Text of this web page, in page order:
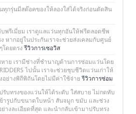
ทุกรุ่นมีสต๊อคของให้ลองใส่ได้จริงก่อนตัดสิน
พรีเมี่ยม เราดูแลแว่นทุกอันให้ฟรีตลอดชีพ
หากอยู่ในประกันเราจะช่วยส่งเคลมกับศูนย์
โดยตรงรีวิวการเซอวิส
หาย เรามีช่างที่ชำนาญด้านการซ่อมแว่นโดย
ไปนั้น เราจะช่วยชุบชีวิตแว่นเก่าให้
อย่างพิถีพิถันโดยไม่มีค่าใช้จ่ายรีวิวการซ่อม
รับทรงของแว่นให้ได้ระดับ ใส่สบาย ไม่กดทับ
ารูปกับขนาดใบหน้า สันจมูก ขมับ และช่วง
างละเอียดที่สุด และนำกลับเข้ามาปรับทรง